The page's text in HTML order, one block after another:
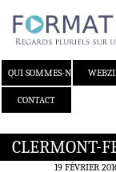
QUI SOMMES-NOUS ?
CONTACT
CLERMONT-
19 FÉVRIER